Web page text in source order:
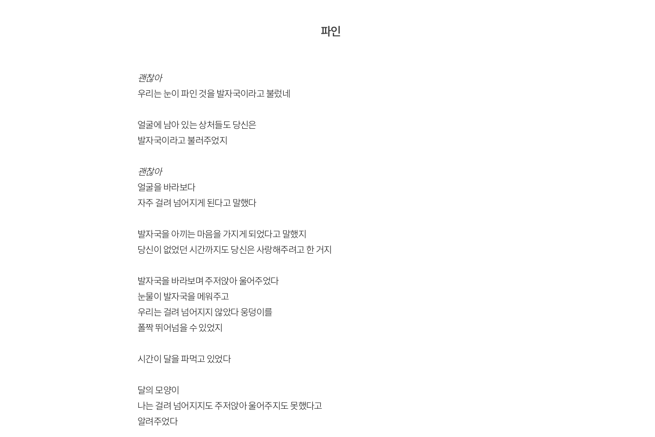
파인
괜찮아
우리는 눈이 파인 것을 발자국이라고 불렀네
얼굴에 남아 있는 상처들도 당신은
발자국이라고 불러주었지
괜찮아
얼굴을 바라보다
자주 걸려 넘어지게 된다고 말했다
발자국을 아끼는 마음을 가지게 되었다고 말했지
당신이 없었던 시간까지도 당신은 사랑해주려고 한 거지
발자국을 바라보며 주저앉아 울어주었다
눈물이 발자국을 메워주고
우리는 걸려 넘어지지 않았다 웅덩이를
폴짝 뛰어넘을 수 있었지
시간이 달을 파먹고 있었다
달의 모양이
나는 걸려 넘어지지도 주저앉아 울어주지도 못했다고
알려주었다